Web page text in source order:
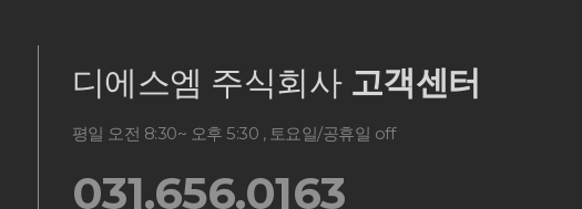
디에스엠 주식회사 고객센터
평일 오전 8:30~ 오후 5:30 , 토요일/공휴일 off
031.656.0163